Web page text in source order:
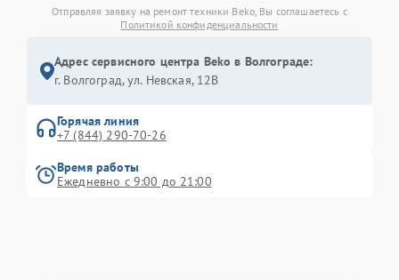
Отправляя заявку на ремонт техники Beko, Вы соглашаетесь с
Политикой конфиденциальности
Адрес сервисного центра Beko в Волгограде:
г. Волгоград, ул. Невская, 12В
Горячая линия
+7 (844) 290-70-26
Время работы
Ежедневно с 9:00 до 21:00